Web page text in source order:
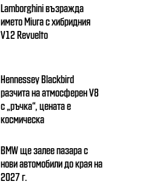
Lamborghini възражда
името Miura с хибридния
V12 Revuelto
Hennessey Blackbird
разчита на атмосферен V8
с „ръчка“, цената е
космическа
BMW ще залее пазара с
нови автомобили до края на
2027 г.